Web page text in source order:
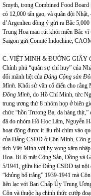
Smyth, trong Combined Food
có 12,000 tấn gạo, và quân đội
d’Argenlieu đồng ý gửi ra Bắc
Trung Hoa mau rút khỏi miền Bắc
Saigon gửi Comité Indochine;
C. VIỆT MINH & ĐƯỜNG GIÂY
Chính phủ “quân sự chỉ huy” của
đối mãnh liệt của Đảng Cộng sản
Minh. Khối sử văn cổ điển cho
Đồng Minh, do Hồ Chí Minh, tức
trung ương thứ 8 nhóm họp ở biên
chức “hồn Trương Ba, da hàng
đã do nhóm Hồ Học Lãm, Nguyễn
hoạt động được ít lâu rồi chìm vào
của Đảng CSĐD ở Côn Minh, Côn
tịch Việt Minh với hy vọng xâm
Hoa. Bị lộ mặt Cộng Sản, Đồng và
5/1941, giữa lúc Đảng CSĐD tại nội
“khủng bố trắng” 1939-1941 mà
liên lạc với Ban Chấp Ủy Trung
Côn và thuộc hạ chính thức cướp